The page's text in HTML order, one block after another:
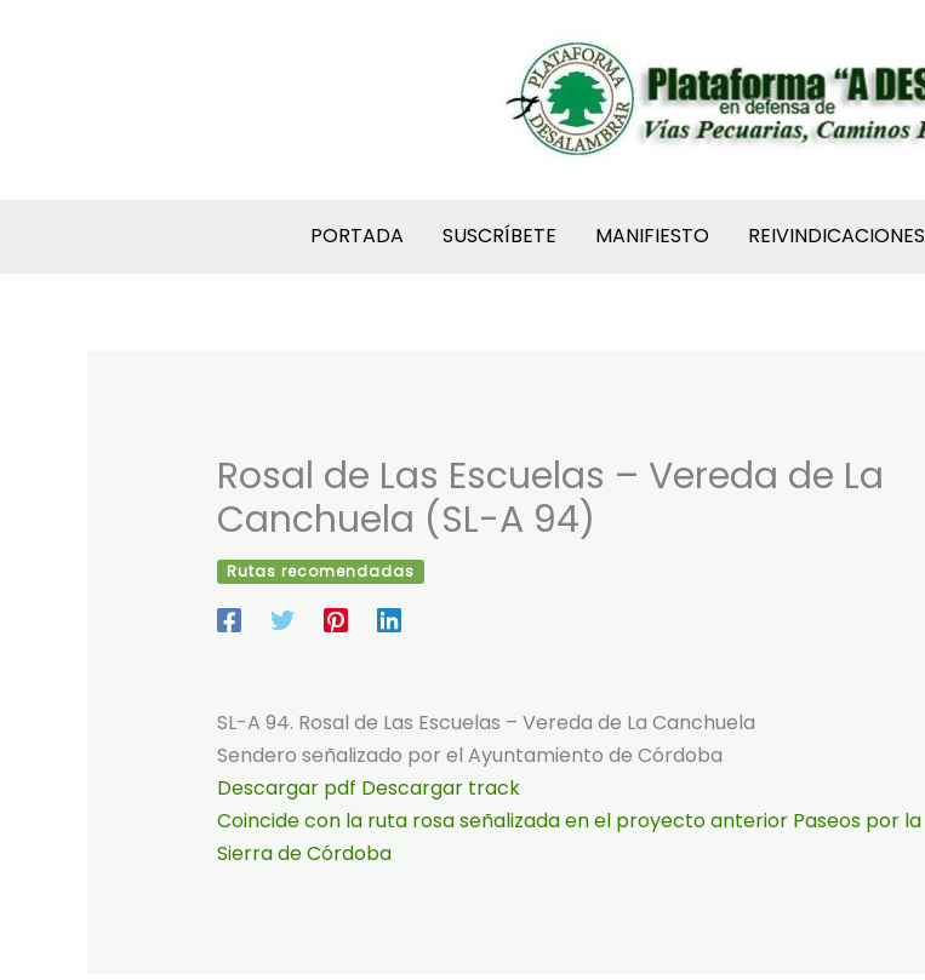
PORTADA SUSCRÍBETE MANIFIESTO REIVINDICACIONES
Rosal de Las Escuelas – Vereda de La
Canchuela (SL-A 94)
Rutas recomendadas
SL-A 94. Rosal de Las Escuelas – Vereda de La Canchuela
Sendero señalizado por el Ayuntamiento de Córdoba
Descargar pdf Descargar track
Coincide con la ruta rosa señalizada en el proyecto anterior Paseos por la
Sierra de Córdoba